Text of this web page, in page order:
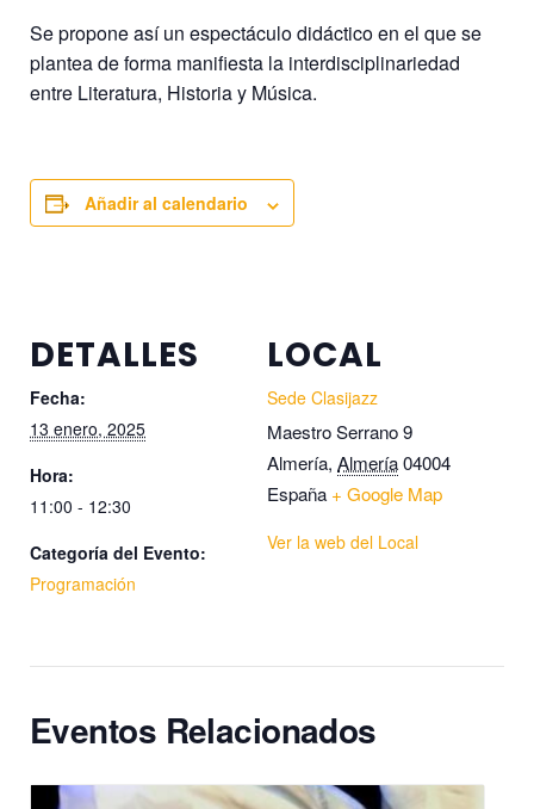
Se propone así un espectáculo didáctico en el que se
plantea de forma manifiesta la interdisciplinariedad
entre Literatura, Historia y Música.
Añadir al calendario
DETALLES
Fecha:
13 enero, 2025
Hora:
11:00 - 12:30
Categoría del Evento:
Programación
LOCAL
Sede Clasijazz
Maestro Serrano 9
Almería, Almería04004
España + Google Map
Ver la web del Local
Eventos Relacionados